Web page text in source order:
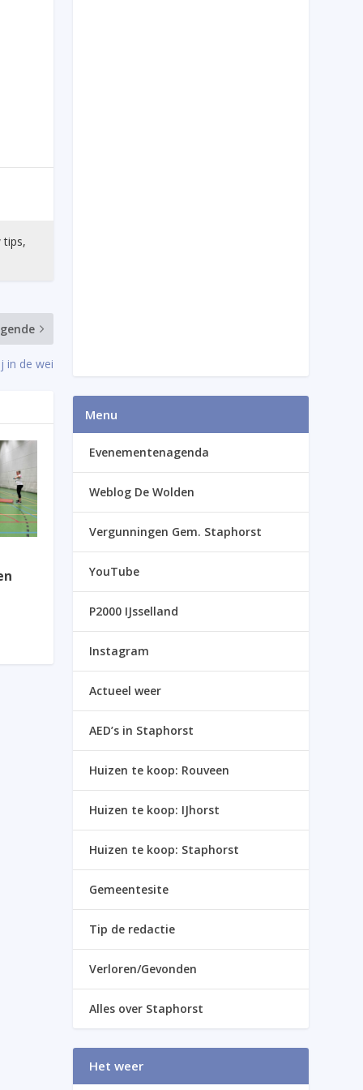
tips,
in de wei
Menu
Evenementenagenda
Weblog De Wolden
Vergunningen Gem. Staphorst
YouTube
P2000 IJsselland
Instagram
Actueel weer
AED’s in Staphorst
Huizen te koop: Rouveen
Huizen te koop: IJhorst
Huizen te koop: Staphorst
Gemeentesite
Tip de redactie
Verloren/Gevonden
Alles over Staphorst
Het weer